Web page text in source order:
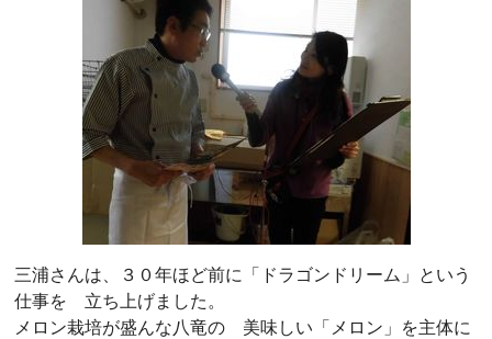
三浦さんは、３０年ほど前に「ドラゴンドリーム」という
仕事を 立ち上げました。
メロン栽培が盛んな八竜の 美味しい「メロン」を主体に